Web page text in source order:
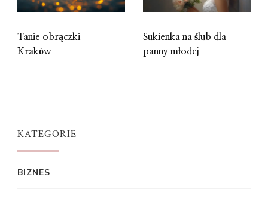
Tanie obrączki
Kraków
Sukienka na ślub dla
panny młodej
KATEGORIE
BIZNES